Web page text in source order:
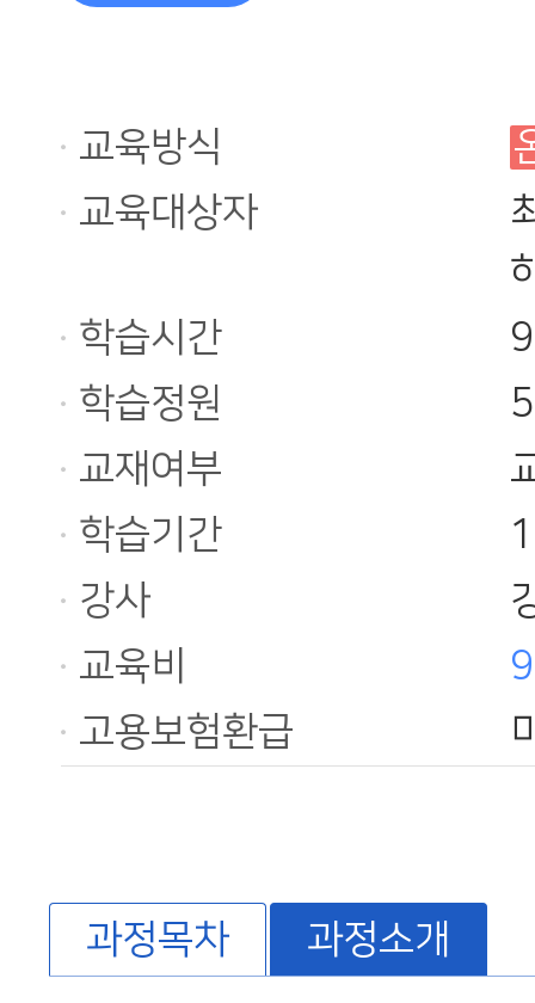
교육방식
교육대상자
학습시간
학습정원
교재여부
학습기간
강사
교육비
고용보험환급
과정목차 과정소개